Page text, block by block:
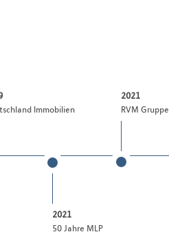
Immobilien
2021
50 Jahre MLP
2021
RVM Gruppe